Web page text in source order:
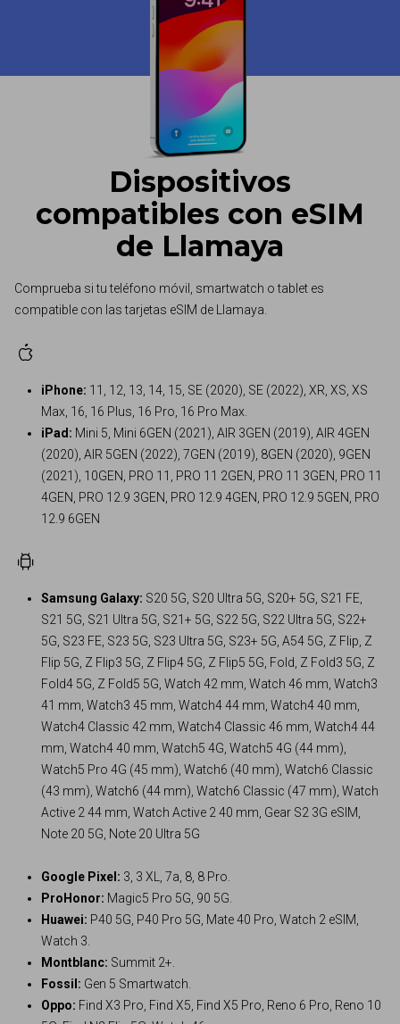
Dispositivos
compatibles con eSIM
de Llamaya
Comprueba si tu teléfono móvil, smartwatch o tablet es
compatible con las tarjetas eSIM de Llamaya.
iPhone: 11, 12, 13, 14, 15, SE (2020), SE (2022), XR, XS, XS
Max, 16, 16 Plus, 16 Pro, 16 Pro Max.
iPad: Mini 5, Mini 6GEN (2021), AIR 3GEN (2019), AIR 4GEN
(2020), AIR 5GEN (2022), 7GEN (2019), 8GEN (2020), 9GEN
(2021), 10GEN, PRO 11, PRO 11 2GEN, PRO 11 3GEN, PRO 11
4GEN, PRO 12.9 3GEN, PRO 12.9 4GEN, PRO 12.9 5GEN, PRO
12.9 6GEN
Samsung Galaxy: S20 5G, S20 Ultra 5G, S20+ 5G, S21 FE,
S21 5G, S21 Ultra 5G, S21+ 5G, S22 5G, S22 Ultra 5G, S22+
5G, S23 FE, S23 5G, S23 Ultra 5G, S23+ 5G, A54 5G, Z Flip, Z
Flip 5G, Z Flip3 5G, Z Flip4 5G, Z Flip5 5G, Fold, Z Fold3 5G, Z
Fold4 5G, Z Fold5 5G, Watch 42 mm, Watch 46 mm, Watch3
41 mm, Watch3 45 mm, Watch4 44 mm, Watch4 40 mm,
Watch4 Classic 42 mm, Watch4 Classic 46 mm, Watch4 44
mm, Watch4 40 mm, Watch5 4G, Watch5 4G (44 mm),
Watch5 Pro 4G (45 mm), Watch6 (40 mm), Watch6 Classic
(43 mm), Watch6 (44 mm), Watch6 Classic (47 mm), Watch
Active 2 44 mm, Watch Active 2 40 mm, Gear S2 3G eSIM,
Note 20 5G, Note 20 Ultra 5G
Google Pixel: 3, 3 XL, 7a, 8, 8 Pro.
ProHonor: Magic5 Pro 5G, 90 5G.
Huawei: P40 5G, P40 Pro 5G, Mate 40 Pro, Watch 2 eSIM,
Watch 3.
Montblanc: Summit 2+.
Fossil: Gen 5 Smartwatch.
Oppo: Find X3 Pro, Find X5, Find X5 Pro, Reno 6 Pro, Reno 10